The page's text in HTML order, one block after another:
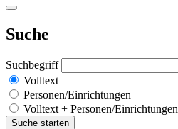
Suche
Suchbegriff
Volltext
Personen/Einrichtungen
Volltext + Personen/Einrichtungen